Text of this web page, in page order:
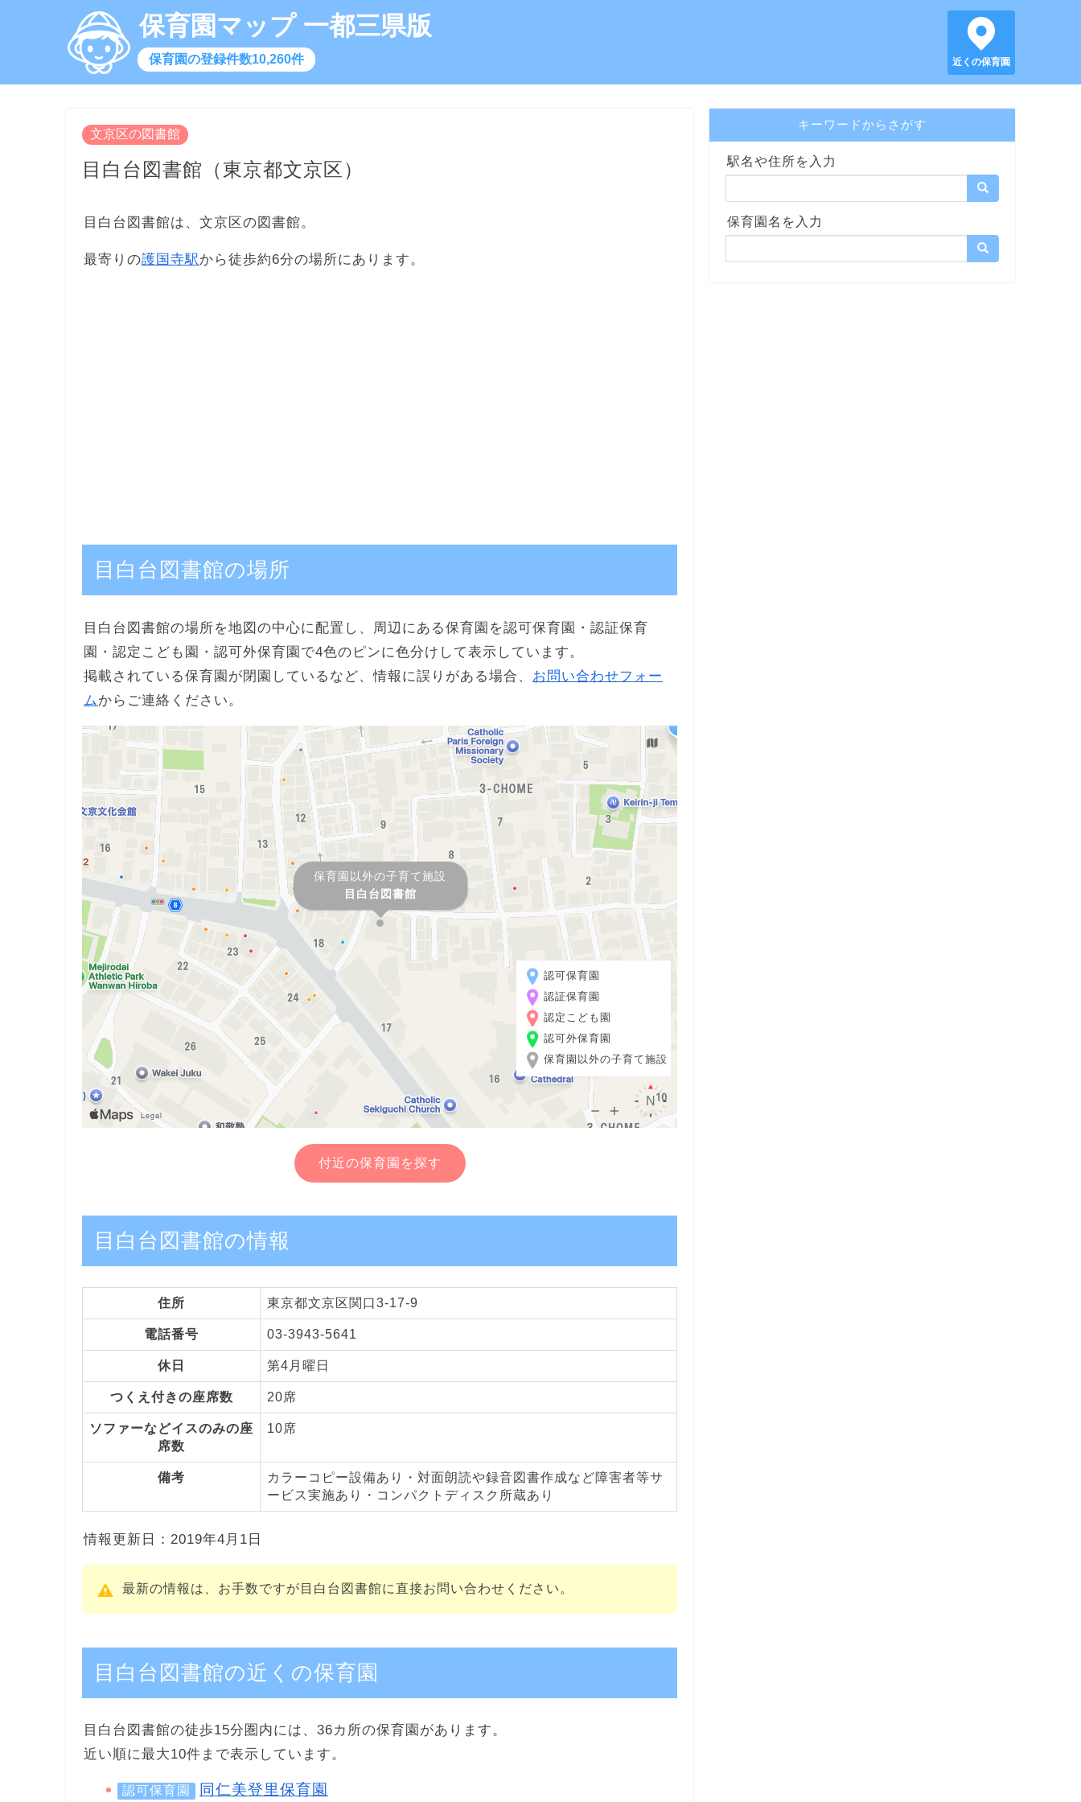
保育園マップ 一都三県版
保育園の登録件数10,260件 近くの保育園
文京区の図書館
目白台図書館（東京都文京区）
目白台図書館は、文京区の図書館。
最寄りの護国寺駅から徒歩約6分の場所にあります。
目白台図書館の場所
目白台図書館の場所を地図の中心に配置し、周辺にある保育園を認可保育園・認証保育
園・認定こども園・認可外保育園で4色のピンに色分けして表示しています。
掲載されている保育園が閉園しているなど、情報に誤りがある場合、 お問い合わせフォー
ム からご連絡ください。
保育園以外の子育て施設
目白台図書館
認可保育園
認証保育園
認定こども園
認可外保育園
保育園以外の子育て施設
付近の保育園を探す
目白台図書館の情報
住所 東京都文京区関口3-17-9
電話番号 03-3943-5641
休日 第4月曜日
つくえ付きの座席数 20席
ソファーなどイスのみの座
席数
10席
備考
カラーコピー設備あり・対面朗読や録音図書作成など障害者等サ
ービス実施あり・コンパクトディスク所蔵あり
情報更新日：2019年4月1日
最新の情報は、お手数ですが目白台図書館に直接お問い合わせください。
目白台図書館の近くの保育園
目白台図書館の徒歩15分圏内には、36カ所の保育園があります。
近い順に最大10件まで表示しています。
認可保育園 同仁美登里保育園
キーワードからさがす
駅名や住所を入力
保育園名を入力